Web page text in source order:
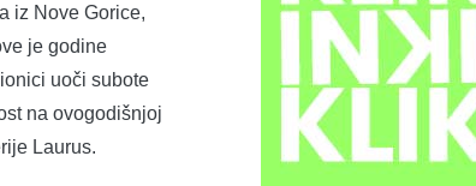
iz Nove Gorice,
je godine
uoči subote
na ovogodišnjoj
Laurus.